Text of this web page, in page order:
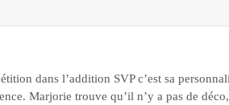
dans l’addition SVP c’est sa
Marjorie trouve qu’il n’y a pas de